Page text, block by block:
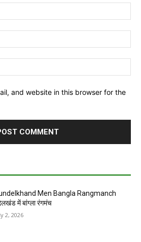
and website in this browser for the
Men Bangla Rangmanch
में बांग्ला रंगमंच
2, 2026